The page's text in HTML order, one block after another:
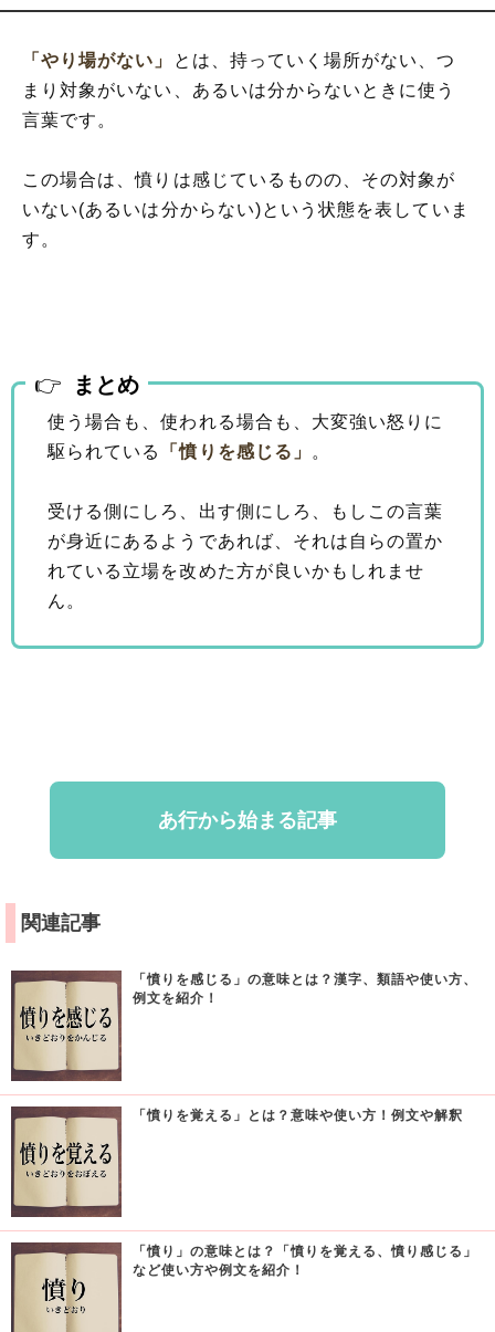
「やり場がない」
とは、持っていく場所がない、つ
まり対象がいない、あるいは分からないときに使う
言葉です。
この場合は、憤りは感じているものの、その対象が
いない(あるいは分からない)という状態を表していま
す。
まとめ
使う場合も、使われる場合も、大変強い怒りに
駆られている
「憤りを感じる」 。
受ける側にしろ、出す側にしろ、もしこの言葉
が身近にあるようであれば、それは自らの置か
れている立場を改めた方が良いかもしれませ
ん。
あ行から始まる記事
関連記事
「憤りを感じる」の意味とは？漢字、類語や使い方、
例文を紹介！
「憤りを覚える」とは？意味や使い方！例文や解釈
「憤り」の意味とは？「憤りを覚える、憤り感じる」
など使い方や例文を紹介！